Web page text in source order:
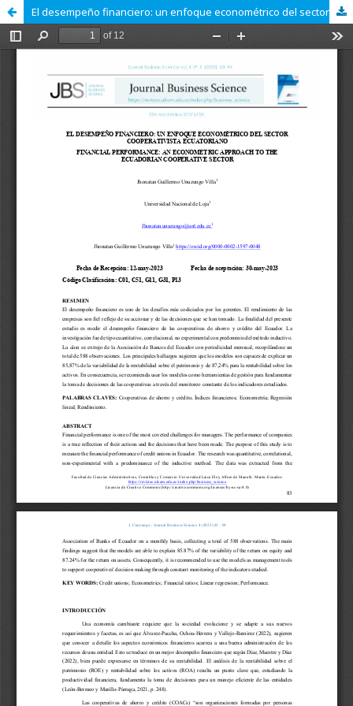
El desempeño financiero: un enfoque econométrico del sector cooperativista ecuatoriano